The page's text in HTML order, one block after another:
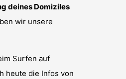
deines Domiziles
wir unsere
Surfen auf
heute die Infos von